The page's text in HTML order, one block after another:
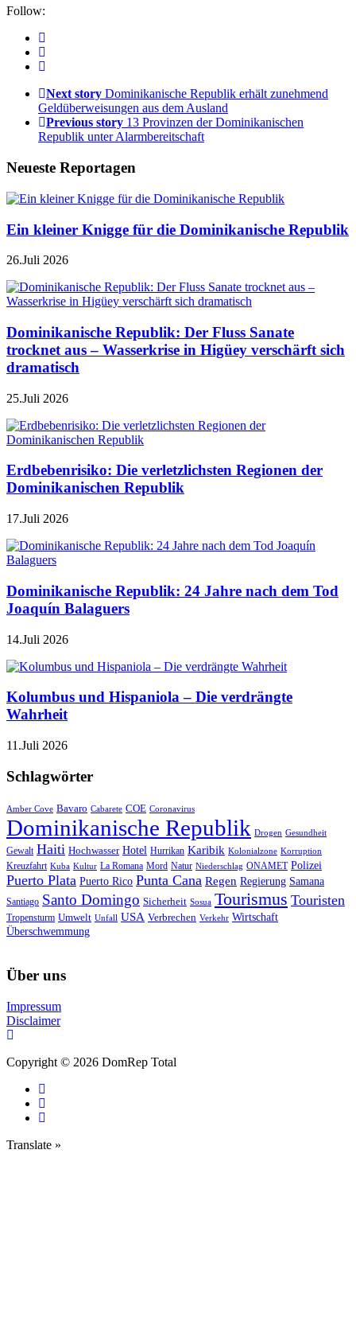
Follow:
Next story Dominikanische Republik erhält zunehmend
Geldüberweisungen aus dem Ausland
Previous story 13 Provinzen der Dominikanischen
Republik unter Alarmbereitschaft
Neueste Reportagen
Ein kleiner Knigge für die Dominikanische Republik
26.Juli 2026
Dominikanische Republik: Der Fluss Sanate
trocknet aus – Wasserkrise in Higüey verschärft sich
dramatisch
25.Juli 2026
Erdbebenrisiko: Die verletzlichsten Regionen der
Dominikanischen Republik
17.Juli 2026
Dominikanische Republik: 24 Jahre nach dem Tod
Joaquín Balaguers
14.Juli 2026
Kolumbus und Hispaniola – Die verdrängte
Wahrheit
11.Juli 2026
Schlagwörter
Amber Cove Bavaro Cabarete COE Coronavirus
Dominikanische Republik Drogen Gesundheit
Gewalt Haiti Hochwasser Hotel Hurrikan Karibik Kolonialzone Korruption
Kreuzfahrt Kuba Kultur La Romana Mord Natur Niederschlag ONAMET Polizei
Puerto Plata Puerto Rico Punta Cana Regen Regierung Samana
Santiago Santo Domingo Sicherheit Sosua Tourismus Touristen
Tropensturm Umwelt Unfall USA Verbrechen Verkehr Wirtschaft
Überschwemmung
Über uns
Impressum
Disclaimer
Copyright © 2026 DomRep Total
Translate »